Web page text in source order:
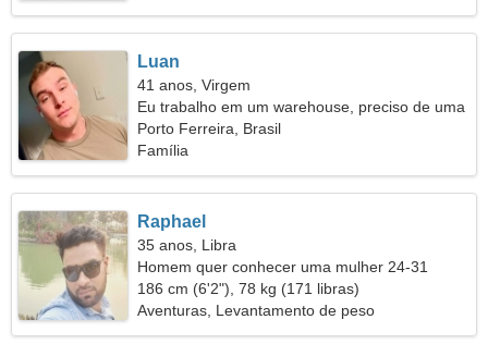
Luan
41 anos, Virgem
Eu trabalho em um warehouse, preciso de uma
mulher maravilhosa
Porto Ferreira, Brasil
Família
Raphael
35 anos, Libra
Homem quer conhecer uma mulher 24-31
186 cm (6'2"), 78 kg (171 libras)
Aventuras, Levantamento de peso